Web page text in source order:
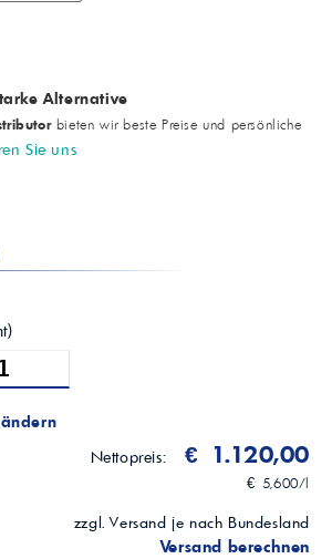
Alternative
bieten wir beste Preise und persönliche
Sie uns
Nettopreis:
€ 1.120,00
€ 5,600/l
zzgl. Versand je nach Bundesland
Versand berechnen